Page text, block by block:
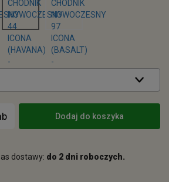
Dodaj do koszyka
dostawy: do 2 dni roboczych.